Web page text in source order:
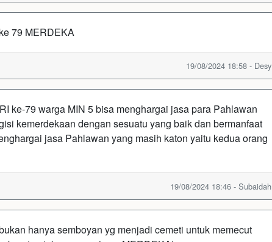
79 MERDEKA
19/08/2024 18:58 - Desy
ke-79 warga MIN 5 bisa menghargai jasa para Pahlawan
kemerdekaan dengan sesuatu yang baik dan bermanfaat
jasa Pahlawan yang masih katon yaitu kedua orang
19/08/2024 18:46 - Subaidah
hanya semboyan yg menjadi cemeti untuk memecut